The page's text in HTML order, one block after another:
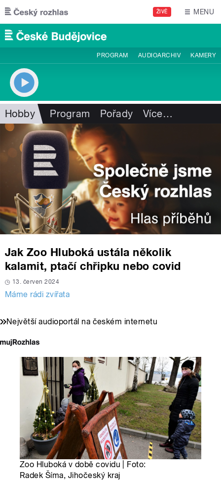
Přejít k hlavnímu obsahu
ŽIVĚ MENU
PROGRAM AUDIOARCHIV KAMERY
Hobby Program Pořady Více…
Jak Zoo Hluboká ustála několik
kalamit, ptačí chřipku nebo covid
13. červen 2024
Máme rádi zvířata
Největší audioportál na českém internetu
Zoo Hluboká v době covidu | Foto:
Radek Šíma, Jihočeský kraj